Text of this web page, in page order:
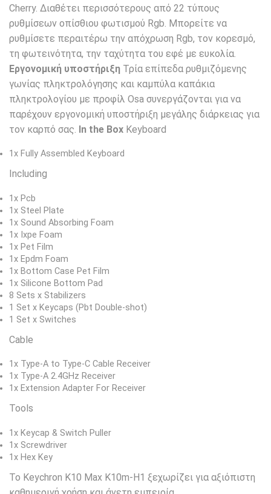
Cherry. Διαθέτει περισσότερους από 22 τύπους
ρυθμίσεων οπίσθιου φωτισμού Rgb. Μπορείτε να
ρυθμίσετε περαιτέρω την απόχρωση Rgb, τον κορεσμό,
τη φωτεινότητα, την ταχύτητα του εφέ με ευκολία.
Εργονομική υποστήριξη Τρία επίπεδα ρυθμιζόμενης
γωνίας πληκτρολόγησης και καμπύλα καπάκια
πληκτρολογίου με προφίλ Osa συνεργάζονται για να
παρέχουν εργονομική υποστήριξη μεγάλης διάρκειας για
τον καρπό σας. In the Box Keyboard
1x Fully Assembled Keyboard
Including
1x Pcb
1x Steel Plate
1x Sound Absorbing Foam
1x Ixpe Foam
1x Pet Film
1x Epdm Foam
1x Bottom Case Pet Film
1x Silicone Bottom Pad
8 Sets x Stabilizers
1 Set x Keycaps (Pbt Double-shot)
1 Set x Switches
Cable
1x Type-A to Type-C Cable Receiver
1x Type-A 2.4GHz Receiver
1x Extension Adapter For Receiver
Tools
1x Keycap & Switch Puller
1x Screwdriver
1x Hex Key
Το Keychron K10 Max K10m-H1 ξεχωρίζει για αξιόπιστη